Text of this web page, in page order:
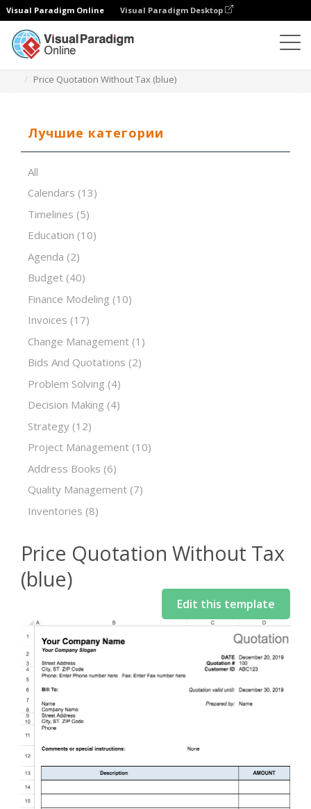
Visual Paradigm Online Visual Paradigm Desktop
Price Quotation Without Tax (blue)
Лучшие категории
All
Calendars (13)
Timelines (5)
Education (10)
Agenda (2)
Budget (40)
Finance Modeling (10)
Invoices (17)
Change Management (1)
Bids And Quotations (2)
Problem Solving (4)
Decision Making (4)
Strategy (12)
Project Management (10)
Address Books (6)
Quality Management (7)
Inventories (8)
Price Quotation Without Tax
(blue)
Edit this template